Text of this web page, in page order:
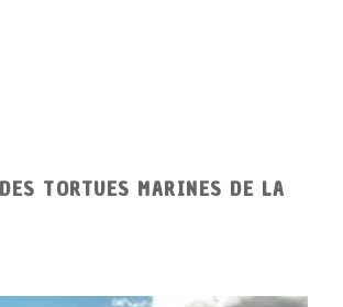
TORTUES MARINES DE LA